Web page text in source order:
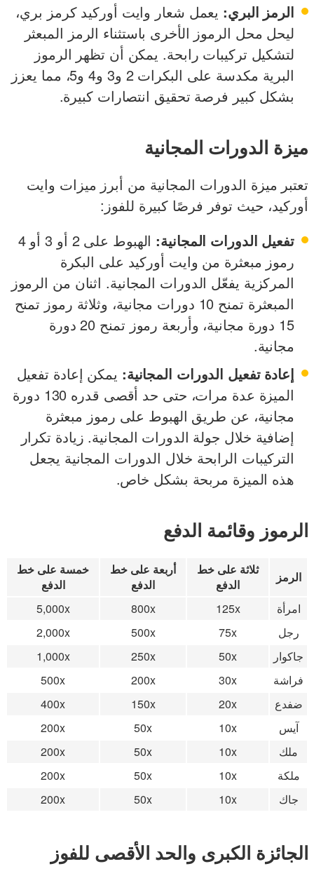
الرمز البري: يعمل شعار وايت أوركيد كرمز بري،
ليحل محل الرموز الأخرى باستثناء الرمز المبعثر
لتشكيل تركيبات رابحة. يمكن أن تظهر الرموز
البرية مكدسة على البكرات 2 و3 و4 و5، مما يعزز
بشكل كبير فرصة تحقيق انتصارات كبيرة.
ميزة الدورات المجانية
تعتبر ميزة الدورات المجانية من أبرز ميزات وايت
أوركيد، حيث توفر فرصًا كبيرة للفوز:
تفعيل الدورات المجانية:
الهبوط على 2 أو 3 أو 4
رموز مبعثرة من وايت أوركيد على البكرة
المركزية يفعّل الدورات المجانية. اثنان من الرموز
المبعثرة تمنح 10 دورات مجانية، وثلاثة رموز تمنح
15 دورة مجانية، وأربعة رموز تمنح 20 دورة
مجانية.
إعادة تفعيل الدورات المجانية: يمكن إعادة تفعيل
الميزة عدة مرات، حتى حد أقصى قدره 130 دورة
مجانية، عن طريق الهبوط على رموز مبعثرة
إضافية خلال جولة الدورات المجانية. زيادة تكرار
التركيبات الرابحة خلال الدورات المجانية يجعل
هذه الميزة مربحة بشكل خاص.
الرموز وقائمة الدفع
الرمز
ثلاثة على خط
الدفع
أربعة على خط
الدفع
خمسة على خط
الدفع
امرأة
125x
800x
5,000x
رجل
75x
500x
2,000x
جاكوار
50x
250x
1,000x
فراشة
30x
200x
500x
ضفدع
20x
150x
400x
آيس
10x
50x
200x
ملك
10x
50x
200x
ملكة
10x
50x
200x
جاك
10x
50x
200x
الجائزة الكبرى والحد الأقصى للفوز